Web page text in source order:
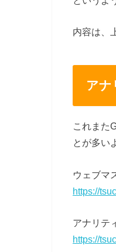
内容は、
アナ
これまた
とが多い
ウェブマ
https://
アナリテ
https://